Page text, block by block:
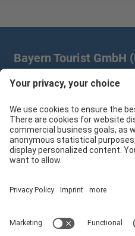
Bayern Tourist GmbH
Prinz-Ludwig-Palais | Türkenstr. 7 |
branchenpartner@btg-service.de